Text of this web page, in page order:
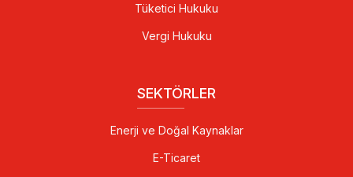
Tüketici Hukuku
Vergi Hukuku
SEKTÖRLER
Enerji ve Doğal Kaynaklar
E-Ticaret